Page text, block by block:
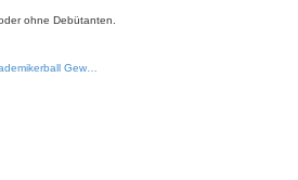
ohne Debütanten.
Gew…